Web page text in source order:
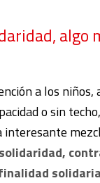
algo
a los niños,
o sin
interesante